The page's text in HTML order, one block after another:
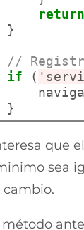
return
}
//
if (
que
sea
cambio.